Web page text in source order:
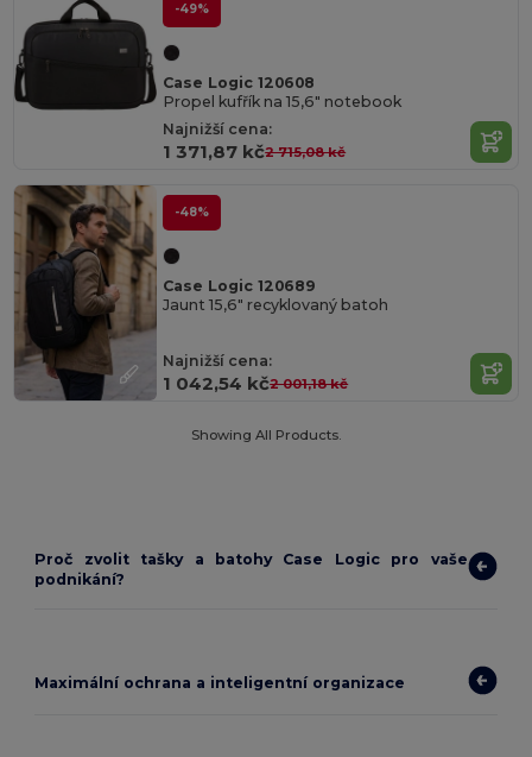
-49%
Case Logic 120608
Propel kufřík na 15,6" notebook
Najnižší cena:
1 371,87 kč2 715,08 kč
-48%
Case Logic 120689
Jaunt 15,6" recyklovaný batoh
Najnižší cena:
1 042,54 kč2 001,18 kč
Showing All Products.
Proč zvolit tašky a batohy Case Logic pro vaše
podnikání?
Maximální ochrana a inteligentní organizace